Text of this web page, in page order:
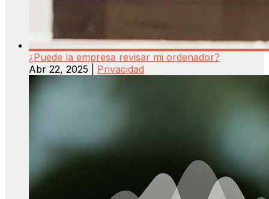
¿Puede la empresa revisar mi ordenador?
Abr 22, 2025
Privacidad